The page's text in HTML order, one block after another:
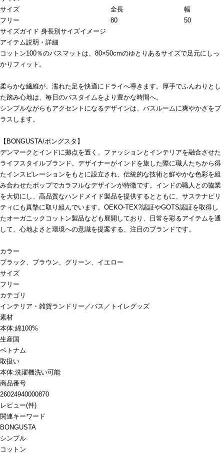
サイズ
全長
幅
フリー
80
50
サイズガイド 身長別サイズイメージ
アイテム説明・詳細
コットン100％のバスマットは、80×50cmのゆとりあるサイズで足元にしっ
かりフィット。
柔らかな繊維が、濡れた足を快適にドライへ導きます。厚手でふんわりとし
た踏み心地は、毎日のバスタイムをより豊かな時間へ。
シンプルながらもアクセントになるデザインは、バスルームに爽やかさをプ
ラスします。
【BONGUSTA/ボングスタ】
デンマークとインドに拠点を置く、ファッションとインテリアを融合させた
ライフスタイルブランド。デザイナーがインドを旅した際に職人たちから得
たインスピレーションをもとに設立され、伝統的な技術と鮮やかな色彩を組
み合わせたポップでカラフルなデザインが特徴です。インドの職人との協業
を大切にし、高品質なハンドメイド製品を提供するとともに、サステナビリ
ティにも真摯に取り組んでいます。OEKO-TEX?認証やGOTS認証を取得し
たオーガニックコットン製品なども展開しており、日常を彩るアイテムを通
して、心地よさと環境への意識を提案する、注目のブランドです。
カラー
ブラック、ブラウン、グリーン、イエロー
サイズ
フリー
カテゴリ
インテリア・雑貨ランドリー／バス／トイレグッズ
素材
本体:綿100%
生産国
ベトナム
取扱い
本体:洗濯機洗い可能
商品番号
26024940000870
レビュー(件)
関連キーワード
BONGUSTA
シンプル
コットン